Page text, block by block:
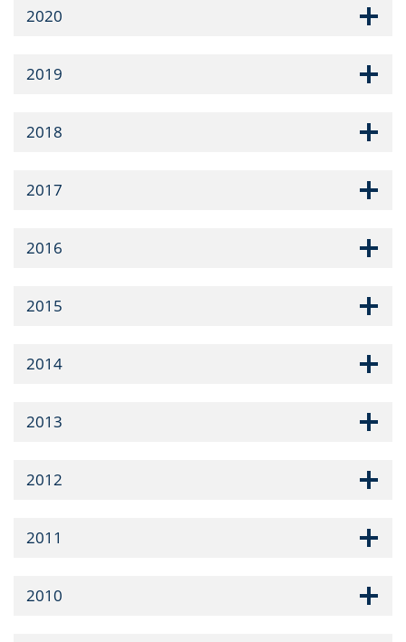
2020
2019
2018
2017
2016
2015
2014
2013
2012
2011
2010